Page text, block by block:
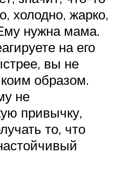
холодно, жарко,
нужна мама.
на его
вы не
образом.
не
привычку,
то, что